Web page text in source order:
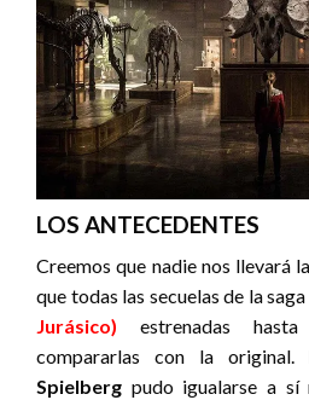
LOS ANTECEDENTES
Creemos que nadie nos llevará
que todas las secuelas de la saga
Jurásico)
estrenadas
compararlas con la
Spielberg pudo igualarse a sí